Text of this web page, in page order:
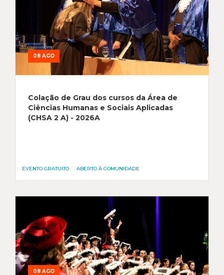
08 AGO
Colação de Grau dos cursos da Área de
Ciências Humanas e Sociais Aplicadas
(CHSA 2 A) - 2026A
EVENTO GRATUITO ABERTO À COMUNIDADE
08 AGO